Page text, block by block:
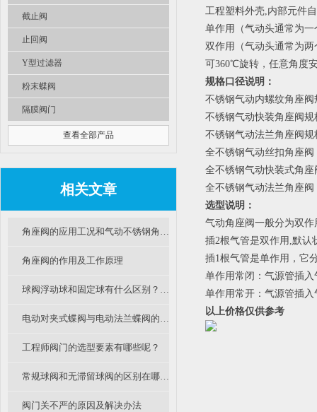
截止阀
止回阀
Y型过滤器
粉末蝶阀
隔膜阀门
查看全部产品
相关文章
角座阀的应用工况和气动不锈钢角座阀结构特点
角座阀的作用及工作原理
球阀浮动球和固定球有什么区别？中低压球阀和高压球阀的阀芯有什么不同？
电动对夹式蝶阀与电动法兰蝶阀的区别及选用
工程师阀门的选型要素有哪些呢？
常规球阀和无滞留球阀的区别在哪里呢？
阀门关不严的原因及解决办法
工程塑料外壳,内部元件
单作用（气动头通常为
双作用（气动头通常为两
可360℃旋转，任意角度
规格口径说明：
不锈钢气动内螺纹角座阀
不锈钢气动快装角座阀规
不锈钢气动法兰角座阀规
全不锈钢气动丝扣角座阀
全不锈钢气动快装式角座
全不锈钢气动法兰角座阀
选型说明：
气动角座阀一般分为双
插2根气管是双作用,默认
插1根气管是单作用，它
单作用常闭：气源管插
单作用常开：气源管插
以上价格仅供参考